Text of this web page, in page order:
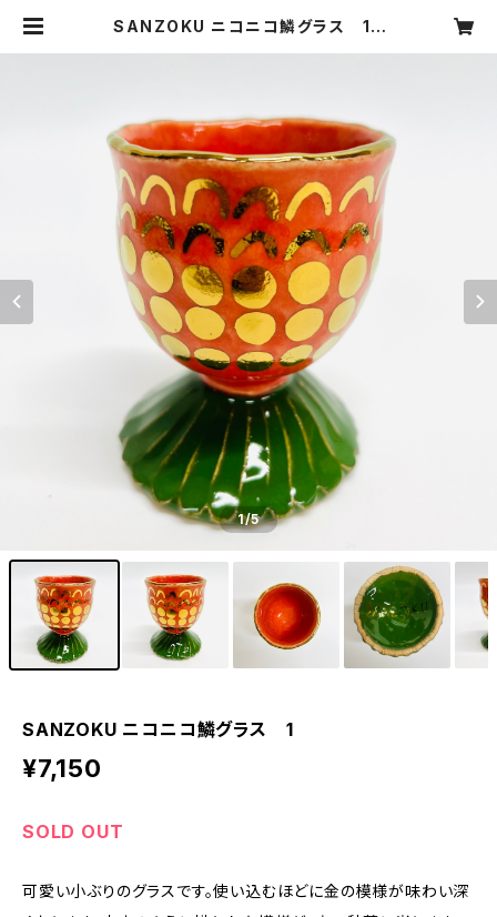
SANZOKU ニコニコ鱗グラス 1 |
1/5
SANZOKU ニコニコ鱗グラス 1
¥7,150
SOLD OUT
可愛い小ぶりのグラスです。使い込むほどに金の模様が味わい深